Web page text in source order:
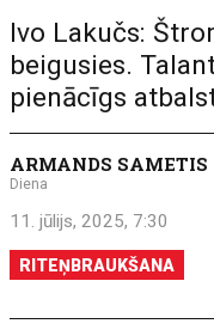
Ivo Lakučs:
beigusies.
pienācīgs
ARMANDS SAMETIS
Diena
11. jūlijs, 2025, 7:30
RITEŅBRAUKŠANA